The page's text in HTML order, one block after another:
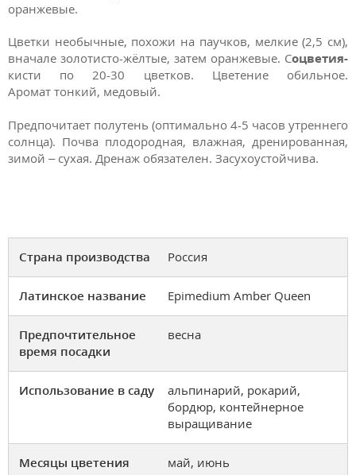
оранжевые.
Цветки необычные, похожи на паучков, мелкие (2,5 см),
вначале золотисто-жёлтые, затем оранжевые. Соцветия-
кисти по 20-30 цветков. Цветение обильное.
Аромат тонкий, медовый.
Предпочитает полутень (оптимально 4-5 часов утреннего
солнца). Почва плодородная, влажная, дренированная,
зимой – сухая. Дренаж обязателен. Засухоустойчива.
Страна производства Россия
Латинское название Epimedium Amber Queen
Предпочтительное
время посадки
весна
Использование в саду
альпинарий, рокарий,
бордюр, контейнерное
выращивание
Месяцы цветения май, июнь